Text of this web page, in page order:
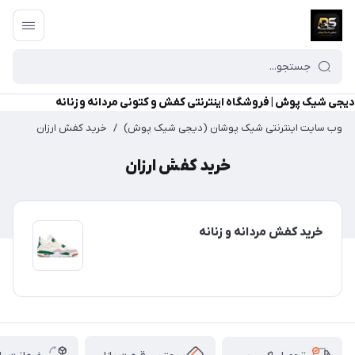
دیجی شیک پوش | فروشگاه اینترنتی کفش و کتونی مردانه و زنانه
وب سایت اینترنتی شیک پوشان (دیجی شیک پوش) / خرید کفش ارزان
خرید کفش ارزان
خرید کفش مردانه و زنانه